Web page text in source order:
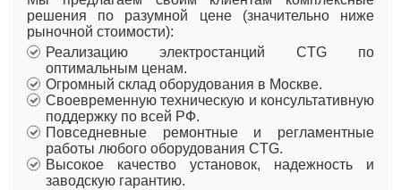
решения по разумной цене (значительно ниже
рыночной стоимости):
Реализацию электростанций CTG по
оптимальным ценам.
Огромный склад оборудования в Москве.
Своевременную техническую и консультативную
поддержку по всей РФ.
Повседневные ремонтные и регламентные
работы любого оборудования CTG.
Высокое качество установок, надежность и
заводскую гарантию.